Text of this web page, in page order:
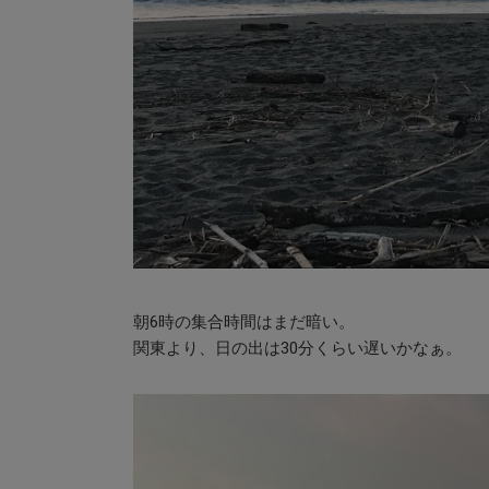
朝6時の集合時間はまだ暗い。
関東より、日の出は30分くらい遅いかなぁ。